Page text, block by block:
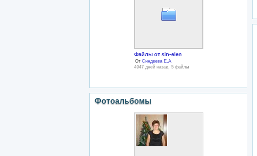
Файлы от sin-elen
От Синдеева Е.А.
4947 дней назад, 5 файлы
Фотоальбомы